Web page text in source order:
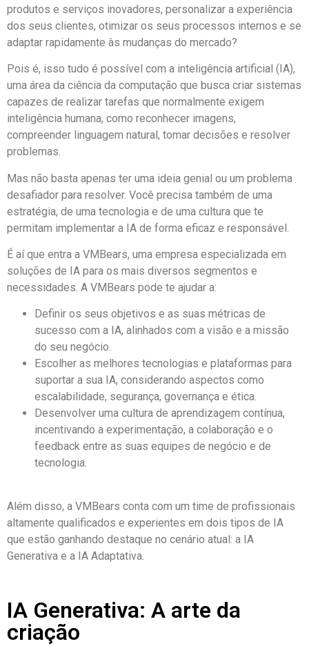
produtos e serviços inovadores, personalizar a experiência
dos seus clientes, otimizar os seus processos internos e se
adaptar rapidamente às mudanças do mercado?
Pois é, isso tudo é possível com a inteligência artificial (IA),
uma área da ciência da computação que busca criar sistemas
capazes de realizar tarefas que normalmente exigem
inteligência humana, como reconhecer imagens,
compreender linguagem natural, tomar decisões e resolver
problemas.
Mas não basta apenas ter uma ideia genial ou um problema
desafiador para resolver. Você precisa também de uma
estratégia, de uma tecnologia e de uma cultura que te
permitam implementar a IA de forma eficaz e responsável.
É aí que entra a VMBears, uma empresa especializada em
soluções de IA para os mais diversos segmentos e
necessidades. A VMBears pode te ajudar a:
Definir os seus objetivos e as suas métricas de
sucesso com a IA, alinhados com a visão e a missão
do seu negócio.
Escolher as melhores tecnologias e plataformas para
suportar a sua IA, considerando aspectos como
escalabilidade, segurança, governança e ética.
Desenvolver uma cultura de aprendizagem contínua,
incentivando a experimentação, a colaboração e o
feedback entre as suas equipes de negócio e de
tecnologia.
Além disso, a VMBears conta com um time de profissionais
altamente qualificados e experientes em dois tipos de IA
que estão ganhando destaque no cenário atual: a IA
Generativa e a IA Adaptativa.
IA Generativa: A arte da
criação